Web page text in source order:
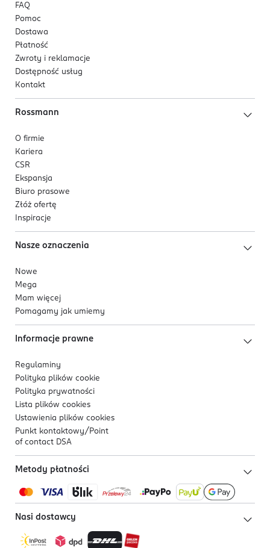
FAQ
Pomoc
Dostawa
Płatność
Zwroty i reklamacje
Dostępność usług
Kontakt
Rossmann
O firmie
Kariera
CSR
Ekspansja
Biuro prasowe
Złóż ofertę
Inspiracje
Nasze oznaczenia
Nowe
Mega
Mam więcej
Pomagamy jak umiemy
Informacje prawne
Regulaminy
Polityka plików cookie
Polityka prywatności
Lista plików cookies
Ustawienia plików cookies
Punkt kontaktowy/ Point
of contact DSA
Metody płatności
Nasi dostawcy